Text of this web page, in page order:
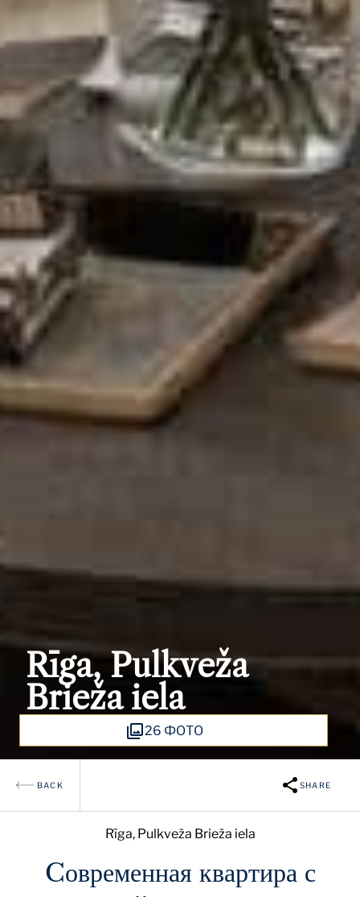
Rīga, Pulkveža
Brieža iela
26 ФОТО
BACK SHARE
Rīga, Pulkveža Brieža iela
Cовременная квартира с